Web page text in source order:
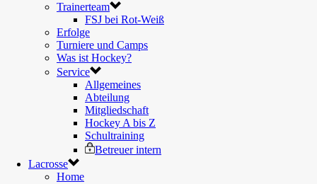
Trainerteam
FSJ bei Rot-Weiß
Erfolge
Turniere und Camps
Was ist Hockey?
Service
Allgemeines
Abteilung
Mitgliedschaft
Hockey A bis Z
Schultraining
Betreuer intern
Lacrosse
Home